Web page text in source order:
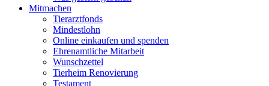
Mitmachen
Tierarztfonds
Mindestlohn
Online einkaufen und spenden
Ehrenamtliche Mitarbeit
Wunschzettel
Tierheim Renovierung
Testament